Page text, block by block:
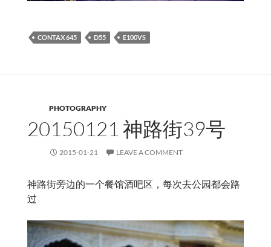
CONTAX 645 D55 E100VS
PHOTOGRAPHY
20150121 神路街39号
2015-01-21 LEAVE A COMMENT
神路街旁边的一个餐馆酒吧区，每次去公园都会路
过